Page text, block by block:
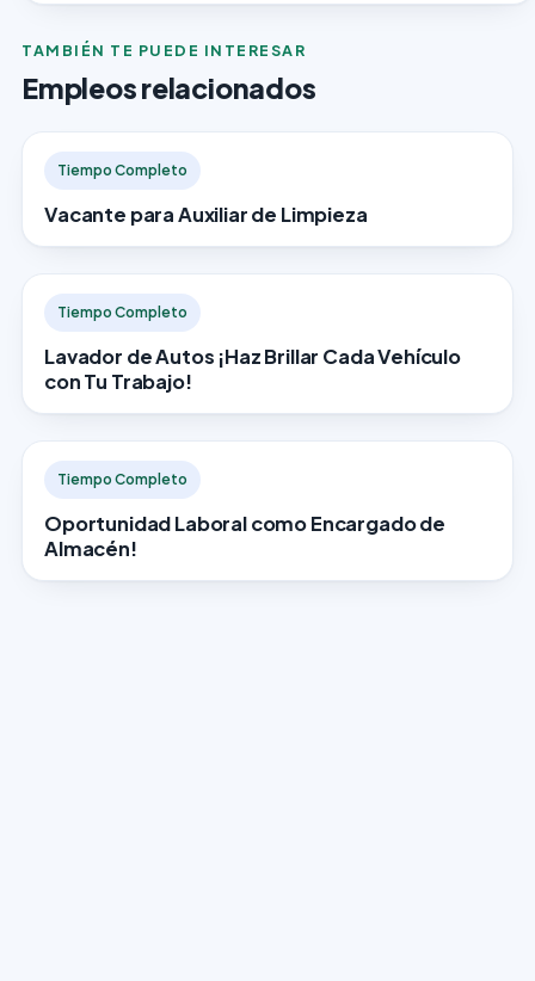
TAMBIÉN TE PUEDE INTERESAR
Empleos relacionados
Tiempo Completo
Vacante para Auxiliar de Limpieza
Tiempo Completo
Lavador de Autos ¡Haz Brillar Cada Vehículo
con Tu Trabajo!
Tiempo Completo
Oportunidad Laboral como Encargado de
Almacén!